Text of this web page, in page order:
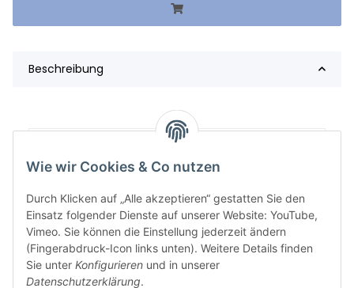
Beschreibung
583,20
Wie wir Cookies & Co nutzen
Durch Klicken auf „Alle akzeptieren“ gestatten Sie den
Einsatz folgender Dienste auf unserer Website: YouTube,
Vimeo. Sie können die Einstellung jederzeit ändern
(Fingerabdruck-Icon links unten). Weitere Details finden
Sie unter Konfigurieren und in unserer
Datenschutzerklärung.